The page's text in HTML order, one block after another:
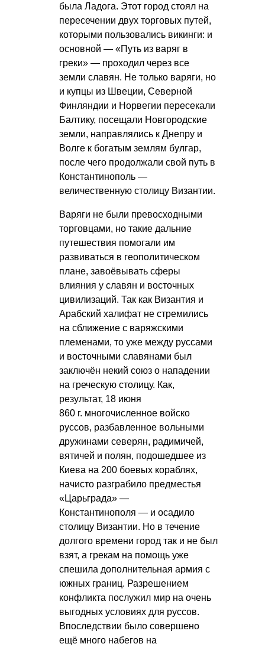
была Ладога. Этот город стоял на
пересечении двух торговых путей,
которыми пользовались викинги: и
основной — «Путь из варяг в
греки» — проходил через все
земли славян. Не только варяги, но
и купцы из Швеции, Северной
Финляндии и Норвегии пересекали
Балтику, посещали Новгородские
земли, направлялись к Днепру и
Волге к богатым землям булгар,
после чего продолжали свой путь в
Константинополь —
величественную столицу Византии.
Варяги не были превосходными
торговцами, но такие дальние
путешествия помогали им
развиваться в геополитическом
плане, завоёвывать сферы
влияния у славян и восточных
цивилизаций. Так как Византия и
Арабский халифат не стремились
на сближение с варяжскими
племенами, то уже между руссами
и восточными славянами был
заключён некий союз о нападении
на греческую столицу. Как,
результат, 18 июня
860 г. многочисленное войско
руссов, разбавленное вольными
дружинами северян, радимичей,
вятичей и полян, подошедшее из
Киева на 200 боевых кораблях,
начисто разграбило предместья
«Царьграда» —
Константинополя — и осадило
столицу Византии. Но в течение
долгого времени город так и не был
взят, а грекам на помощь уже
спешила дополнительная армия с
южных границ. Разрешением
конфликта послужил мир на очень
выгодных условиях для руссов.
Впоследствии было совершено
ещё много набегов на